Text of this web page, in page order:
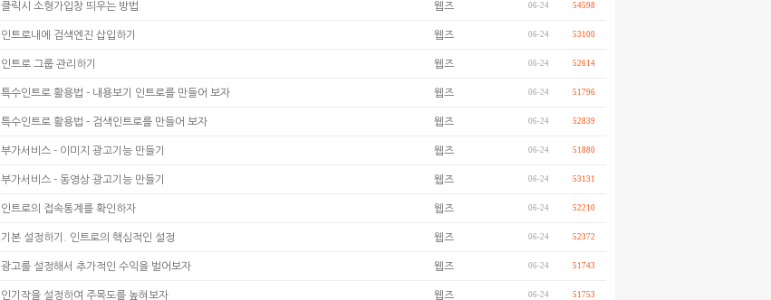
클릭시 소형가입창 띄우는 방법 웹즈 06-24 54598
인트로내에 검색엔진 삽입하기 웹즈 06-24 53100
인트로 그룹 관리하기 웹즈 06-24 52614
특수인트로 활용법 - 내용보기 인트로를 만들어 보자 웹즈 06-24 51796
특수인트로 활용법 - 검색인트로를 만들어 보자 웹즈 06-24 52839
부가서비스 - 이미지 광고기능 만들기 웹즈 06-24 51880
부가서비스 - 동영상 광고기능 만들기 웹즈 06-24 53131
인트로의 접속통계를 확인하자 웹즈 06-24 52210
기본 설정하기. 인트로의 핵심적인 설정 웹즈 06-24 52372
광고를 설정해서 추가적인 수익을 벌어보자 웹즈 06-24 51743
인기작을 설정하여 주목도를 높혀보자 웹즈 06-24 51753